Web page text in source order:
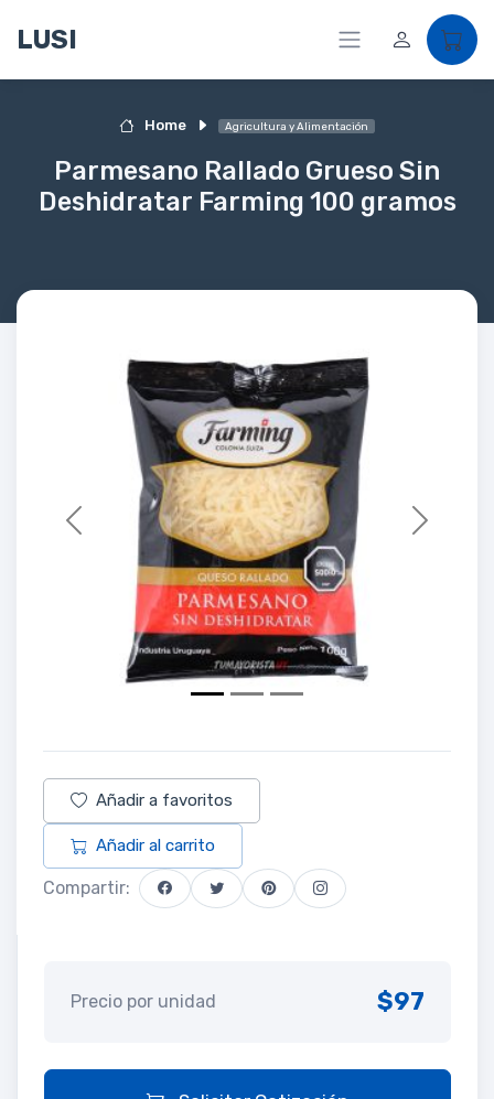
LUSI
Home Agricultura y Alimentación
Parmesano Rallado Grueso Sin
Deshidratar Farming 100 gramos
Previous Next
Añadir a favoritos
Añadir al carrito
Compartir:
Precio por unidad $97